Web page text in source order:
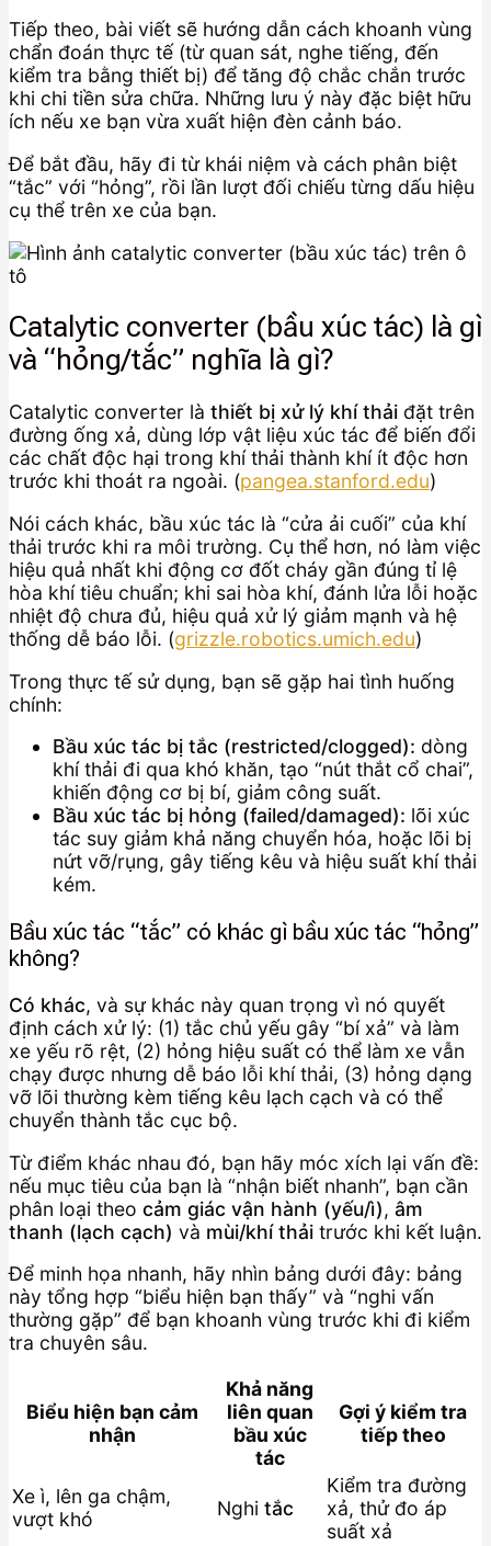
Tiếp theo, bài viết sẽ hướng dẫn cách khoanh vùng
chẩn đoán thực tế (từ quan sát, nghe tiếng, đến
kiểm tra bằng thiết bị) để tăng độ chắc chắn trước
khi chi tiền sửa chữa. Những lưu ý này đặc biệt hữu
ích nếu xe bạn vừa xuất hiện đèn cảnh báo.
Để bắt đầu, hãy đi từ khái niệm và cách phân biệt
“tắc” với “hỏng”, rồi lần lượt đối chiếu từng dấu hiệu
cụ thể trên xe của bạn.
Catalytic converter (bầu xúc tác) là gì
và “hỏng/tắc” nghĩa là gì?
Catalytic converter là thiết bị xử lý khí thải đặt trên
đường ống xả, dùng lớp vật liệu xúc tác để biến đổi
các chất độc hại trong khí thải thành khí ít độc hơn
trước khi thoát ra ngoài. (pangea.stanford.edu)
Nói cách khác, bầu xúc tác là “cửa ải cuối” của khí
thải trước khi ra môi trường. Cụ thể hơn, nó làm việc
hiệu quả nhất khi động cơ đốt cháy gần đúng tỉ lệ
hòa khí tiêu chuẩn; khi sai hòa khí, đánh lửa lỗi hoặc
nhiệt độ chưa đủ, hiệu quả xử lý giảm mạnh và hệ
thống dễ báo lỗi. (grizzle.robotics.umich.edu)
Trong thực tế sử dụng, bạn sẽ gặp hai tình huống
chính:
Bầu xúc tác bị tắc (restricted/clogged): dòng
khí thải đi qua khó khăn, tạo “nút thắt cổ chai”,
khiến động cơ bị bí, giảm công suất.
Bầu xúc tác bị hỏng (failed/damaged): lõi xúc
tác suy giảm khả năng chuyển hóa, hoặc lõi bị
nứt vỡ/rụng, gây tiếng kêu và hiệu suất khí thải
kém.
Bầu xúc tác “tắc” có khác gì bầu xúc tác “hỏng”
không?
Có khác, và sự khác này quan trọng vì nó quyết
định cách xử lý: (1) tắc chủ yếu gây “bí xả” và làm
xe yếu rõ rệt, (2) hỏng hiệu suất có thể làm xe vẫn
chạy được nhưng dễ báo lỗi khí thải, (3) hỏng dạng
vỡ lõi thường kèm tiếng kêu lạch cạch và có thể
chuyển thành tắc cục bộ.
Từ điểm khác nhau đó, bạn hãy móc xích lại vấn đề:
nếu mục tiêu của bạn là “nhận biết nhanh”, bạn cần
phân loại theo cảm giác vận hành (yếu/ì), âm
thanh (lạch cạch) và mùi/khí thải trước khi kết luận.
Để minh họa nhanh, hãy nhìn bảng dưới đây: bảng
này tổng hợp “biểu hiện bạn thấy” và “nghi vấn
thường gặp” để bạn khoanh vùng trước khi đi kiểm
tra chuyên sâu.
Biểu hiện bạn cảm
nhận
Khả năng
liên quan
bầu xúc
tác
Gợi ý kiểm tra
tiếp theo
Xe ì, lên ga chậm,
vượt khó
Nghi tắc
Kiểm tra đường
xả, thử đo áp
suất xả